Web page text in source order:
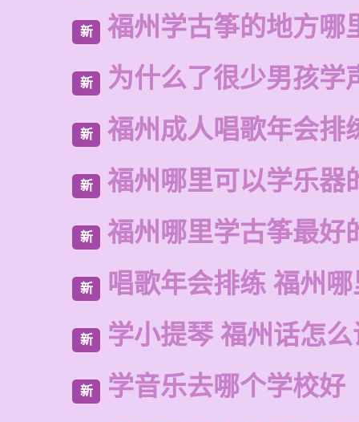
新 福州学古筝的地方哪
新 为什么了很少男孩学
新 福州成人唱歌年会排
新 福州哪里可以学乐器
新 福州哪里学古筝最好
新 唱歌年会排练 福州
新 学小提琴 福州话怎
新 学音乐去哪个学校好